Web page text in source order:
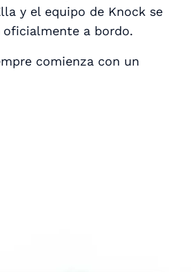
y el equipo de Knock se
a bordo.
comienza con un